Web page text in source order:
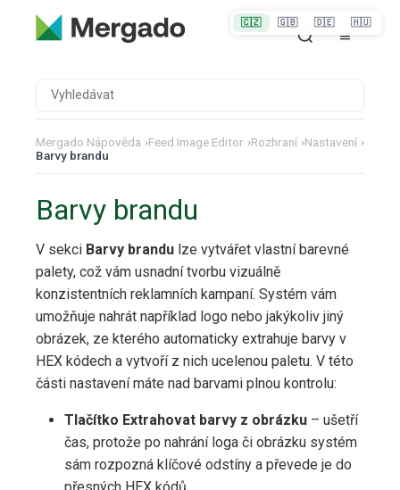
Mergado Nápověda ›Feed Image Editor ›Rozhraní ›Nastavení ›
Barvy brandu
Barvy brandu
V sekci Barvy brandu lze vytvářet vlastní barevné
palety, což vám usnadní tvorbu vizuálně
konzistentních reklamních kampaní. Systém vám
umožňuje nahrát například logo nebo jakýkoliv jiný
obrázek, ze kterého automaticky extrahuje barvy v
HEX kódech a vytvoří z nich ucelenou paletu. V této
části nastavení máte nad barvami plnou kontrolu:
Tlačítko Extrahovat barvy z obrázku – ušetří
čas, protože po nahrání loga či obrázku systém
sám rozpozná klíčové odstíny a převede je do
🇨🇿 🇬🇧 🇩🇪 🇭🇺